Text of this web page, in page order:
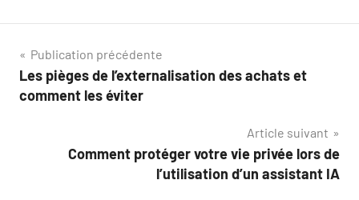
Navigation
de
Publication précédente
Les pièges de l’externalisation des achats et
comment les éviter
Article suivant
Comment protéger votre vie privée lors de
l’utilisation d’un assistant IA